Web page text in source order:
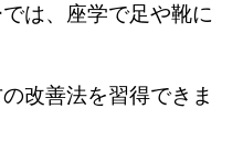
は、座学で足や靴に
改善法を習得できま